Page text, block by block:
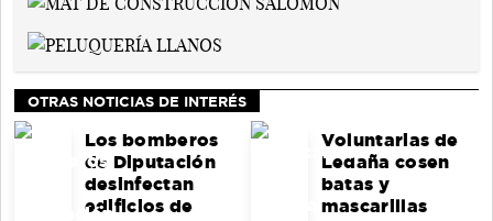
OTRAS NOTICIAS DE INTERÉS
Los bomberos
de Diputación
desinfectan
edificios de
Voluntarias de
Ledaña cosen
batas y
mascarillas